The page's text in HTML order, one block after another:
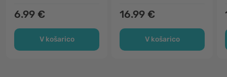
6.99 €
V košarico
16.99 €
V košarico